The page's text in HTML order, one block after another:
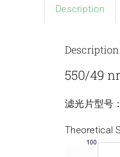
Description
Description
550/49
滤光片型号：
Theoretical